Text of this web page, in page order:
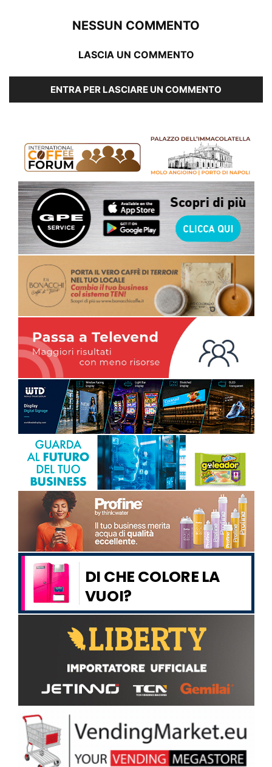
NESSUN COMMENTO
LASCIA UN COMMENTO
ENTRA PER LASCIARE UN COMMENTO